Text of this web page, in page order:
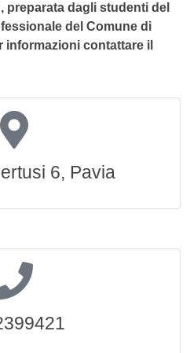
dagli studenti del
del Comune di
informazioni contattare il
6, Pavia